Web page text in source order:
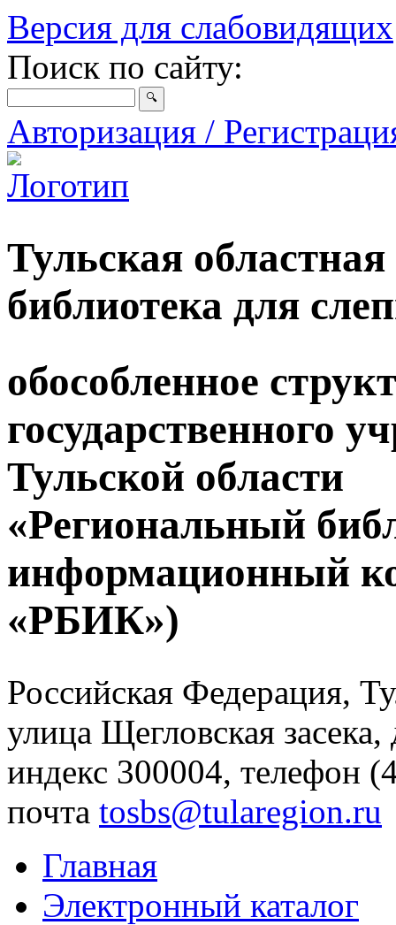
Версия для слабовидящих
Поиск по сайту:
Авторизация /
Тульская
библиотека для
обособленное
государственного
Тульской области
«Региональный
информационный
«РБИК»)
Российская Федерация,
улица Щегловская
индекс 300004, телефон
почта tosbs@tularegion.ru
Главная
Электронный каталог